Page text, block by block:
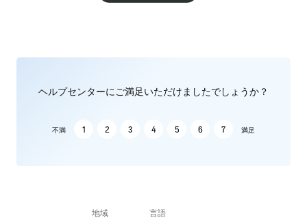
ヘルプセンターにご満足いただけましたでしょうか？
不満 1 2 3 4 5 6 7 満足
地域 言語